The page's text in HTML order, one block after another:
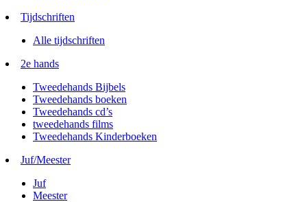
Tijdschriften
Alle tijdschriften
2e hands
Tweedehands Bijbels
Tweedehands boeken
Tweedehands cd’s
tweedehands films
Tweedehands Kinderboeken
Juf/Meester
Juf
Meester